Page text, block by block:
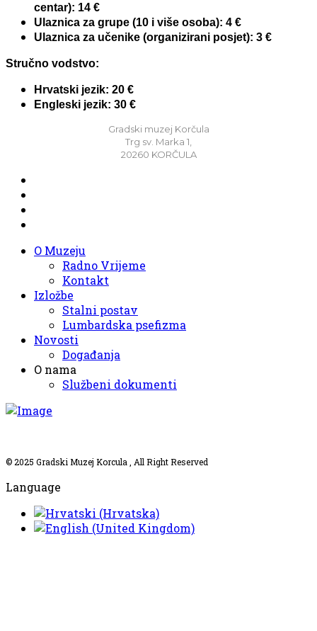
centar): 14 €
Ulaznica za grupe (10 i više osoba): 4 €
Ulaznica za učenike (organizirani posjet): 3 €
Stručno vodstvo:
Hrvatski jezik: 20 €
Engleski jezik: 30 €
Gradski muzej Korčula
Trg sv. Marka 1,
20260 KORČULA
O Muzeju
Radno Vrijeme
Kontakt
Izložbe
Stalni postav
Lumbardska psefizma
Novosti
Događanja
O nama
Službeni dokumenti
© 2025 Gradski Muzej Korcula , All Right Reserved
Language